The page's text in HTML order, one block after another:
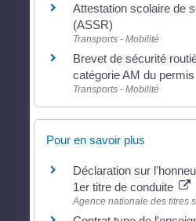
Attestation scolaire de
(ASSR)
Transports - Mobilité
Brevet de sécurité
catégorie AM du
Transports - Mobilité
Pour en savoir plus
Déclaration sur
1er titre de conduite
Agence nationale des titres